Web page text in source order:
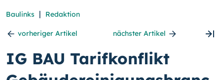
Baulinks | Redaktion
vorheriger Artikel nächster Artikel
IG BAU Tarifkonflikt